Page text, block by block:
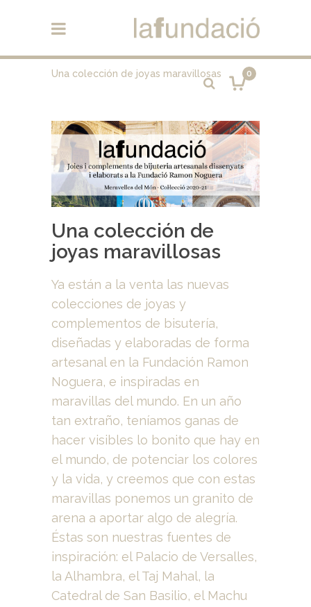
0
Una colección de joyas maravillosas
Una colección de
joyas maravillosas
Ya están a la venta las nuevas
colecciones de joyas y
complementos de bisutería,
diseñadas y elaboradas de forma
artesanal en la Fundación Ramon
Noguera, e inspiradas en
maravillas del mundo. En un año
tan extraño, teníamos ganas de
hacer visibles lo bonito que hay en
el mundo, de potenciar los colores
y la vida, y creemos que con estas
maravillas ponemos un granito de
arena a aportar algo de alegría.
Éstas son nuestras fuentes de
inspiración: el Palacio de Versalles,
la Alhambra, el Taj Mahal, la
Catedral de San Basilio, el Machu